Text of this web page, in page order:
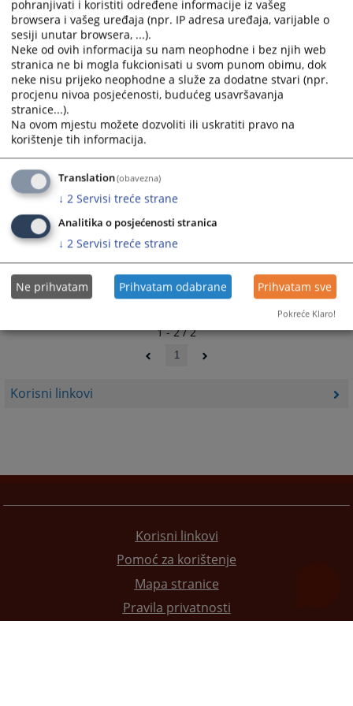
Korisni linkovi
and
select
a
date.
Press
the
question
mark
to
get
the
keyboard
shortcuts
changing
dates.
and
select
a
date.
Press
the
question
mark
get
the
keyboard
shortcuts
changing
dates.
Adrese web stranica sudova u okviru
Pravosudnog portala
Adrese web stranica sudova u okviru Pravosudnog portala
1 - 2 / 2
1
Korisni linkovi
Pomoć za korištenje
Mapa stranice
Pravila privatnosti
pohranjivati i koristiti određene informacije iz vašeg
browsera i vašeg uređaja (npr. IP adresa uređaja, varijable o
sesiji unutar browsera, ...).
Neke od ovih informacija su nam neophodne i bez njih web
stranica ne bi mogla fukcionisati u svom punom obimu, dok
neke nisu prijeko neophodne a služe za dodatne stvari (npr.
procjenu nivoa posjećenosti, budućeg usavršavanja
stranice...).
Na ovom mjestu možete dozvoliti ili uskratiti pravo na
korištenje tih informacija.
Translation(obavezna)
↓ 2 Servisi treće strane
Analitika o posjećenosti stranica
↓ 2 Servisi treće strane
Ne prihvatam Prihvatam odabrane Prihvatam sve
Pokreće Klaro!